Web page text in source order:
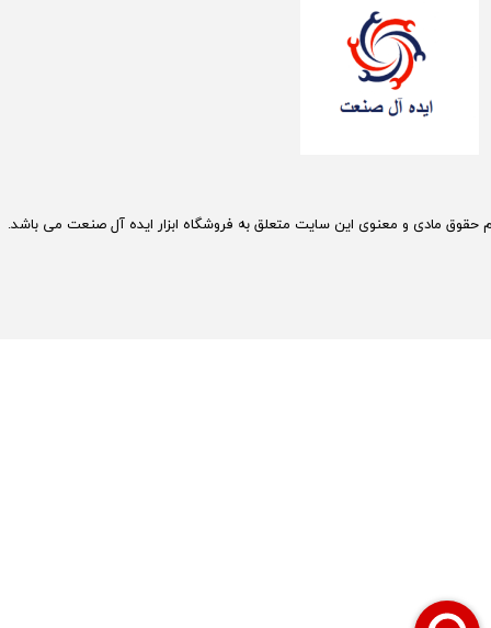
حقوق مادی و معنوی این سایت متعلق به فروشگاه ابزار ایده آل صنعت می باشد.